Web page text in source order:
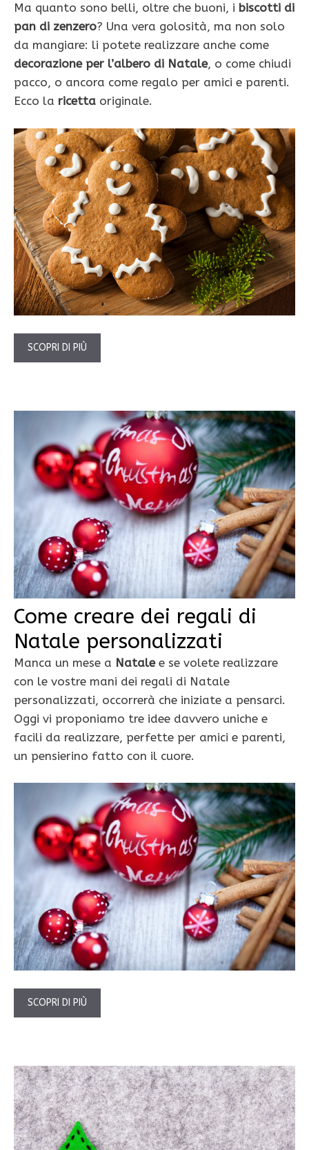
Ma quanto sono belli, oltre che buoni, i biscotti di
pan di zenzero? Una vera golosità, ma non solo
da mangiare: li potete realizzare anche come
decorazione per l’albero di Natale, o come chiudi
pacco, o ancora come regalo per amici e parenti.
Ecco la ricetta originale.
SCOPRI DI PIÙ
Come creare dei regali di
Natale personalizzati
Manca un mese a Natalee se volete realizzare
con le vostre mani dei regali di Natale
personalizzati, occorrerà che iniziate a pensarci.
Oggi vi proponiamo tre idee davvero uniche e
facili da realizzare, perfette per amici e parenti,
un pensierino fatto con il cuore.
SCOPRI DI PIÙ